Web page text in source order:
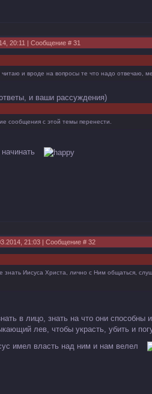
20:11 | Сообщение # 31
и вроде на вопросы те что надо отвечаю,
и ваши рассуждения)
сообщения с этой темы перенести.
21:03 | Сообщение # 32
знать Иисуса Христа, лично с Ним общаться,
в лицо, знать на что они
лев, чтобы украсть, убить и
имел власть над ним и нам велел